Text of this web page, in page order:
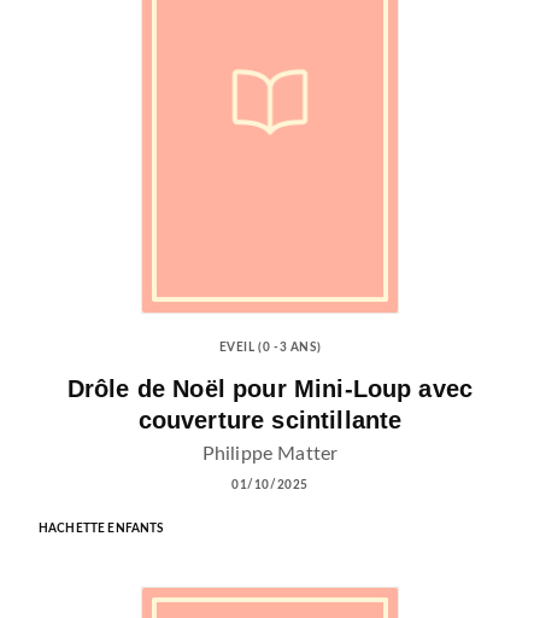
EVEIL (0 -3 ANS)
Drôle de Noël pour Mini-Loup avec
couverture scintillante
Philippe Matter
01/10/2025
HACHETTE ENFANTS